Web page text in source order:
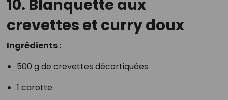
10. Blanquette aux
crevettes et curry doux
Ingrédients :
500 g de crevettes décortiquées
1 carotte